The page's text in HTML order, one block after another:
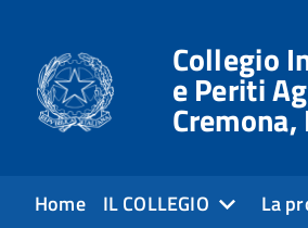
Collegio
e Periti
Home IL COLLEGIO La